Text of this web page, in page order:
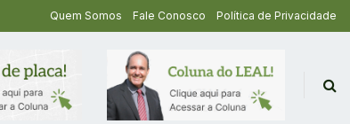
Quem Somos Fale Conosco Política de Privacidade